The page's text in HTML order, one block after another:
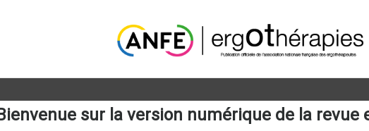
Bienvenue sur la version numérique de la revue